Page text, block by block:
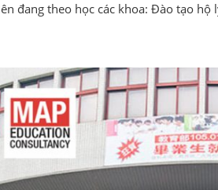
đang theo học các khoa: Đào tạo